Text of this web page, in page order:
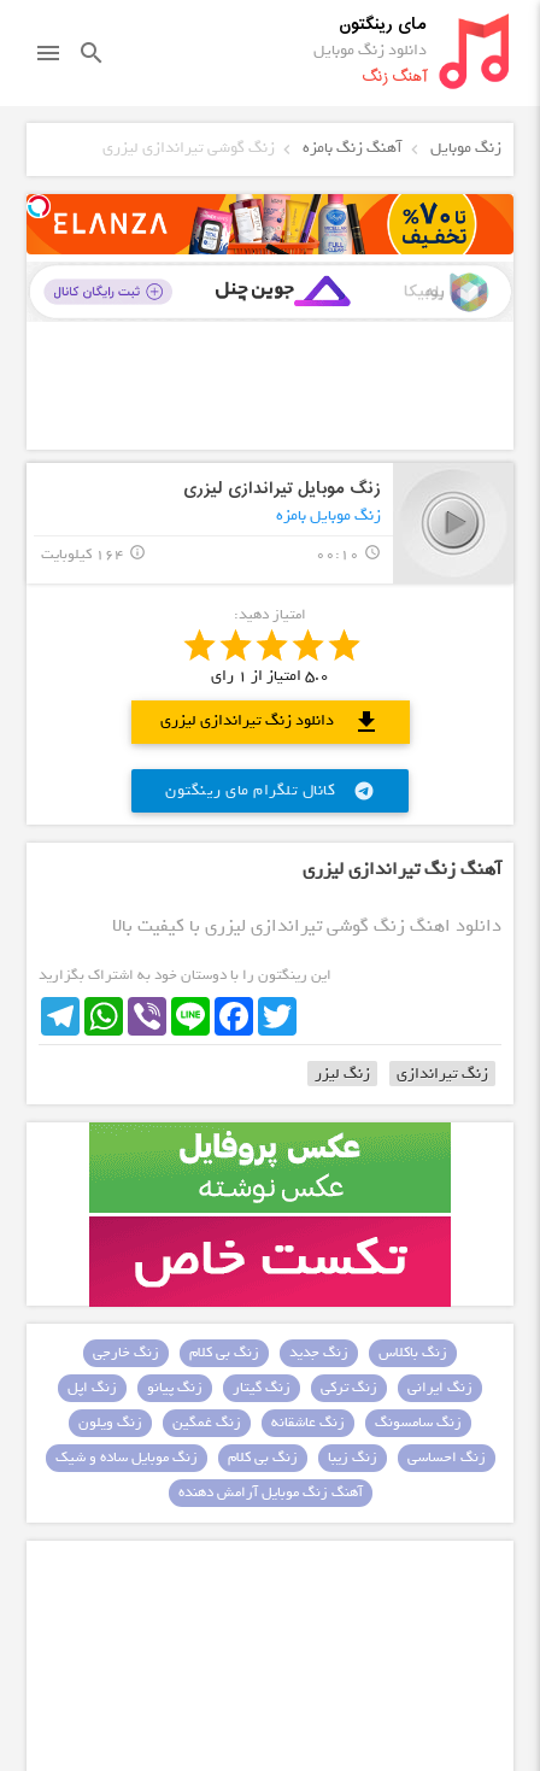
مای رینگتون
دانلود زنگ موبایل
آهنگ زنگ
search
menu
زنگ موبایل آهنگ زنگ بامزه زنگ گوشی تیراندازی لیزری
زنگ موبایل تیراندازی لیزری
زنگ موبایل بامزه
query_builder
00:10 164 کیلوبایت info_outline
امتیاز دهید:
5.0امتیاز از 1 رای
دانلود زنگ تیراندازی لیزری
download
کانال تلگرام مای رینگتون telegram
آهنگ زنگ تیراندازی لیزری
دانلود اهنگ زنگ گوشی تیراندازی لیزری با کیفیت بالا
این رینگتون را با دوستان خود به اشتراک بگزارید
TelegramWhatsApp Viber Line
FacebookTwitter
زنگ تیراندازی زنگ لیزر
زنگ باکلاس زنگ جدید زنگ بی کلام
زنگ خارجی
زنگ ایرانی
زنگ ترکی زنگ گیتار زنگ پیانو
زنگ اپل
زنگ سامسونگ
زنگ عاشقانه زنگ غمگین
زنگ ویلون
زنگ احساسی
زنگ زیبا زنگ بی کلام
زنگ موبایل ساده و شیک
آهنگ زنگ موبایل آرامش دهنده